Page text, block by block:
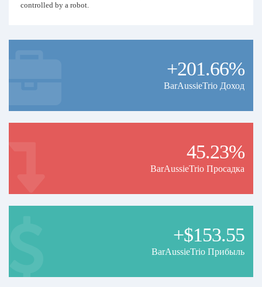
controlled by a robot.
+201.66%
BarAussieTrio Доход
45.23%
BarAussieTrio Просадка
+$153.55
BarAussieTrio Прибыль